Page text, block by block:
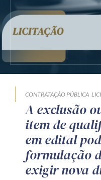
CONTRATAÇÃO PÚBLICA
A exclusão
item de
em edital
formulação
exigir nova